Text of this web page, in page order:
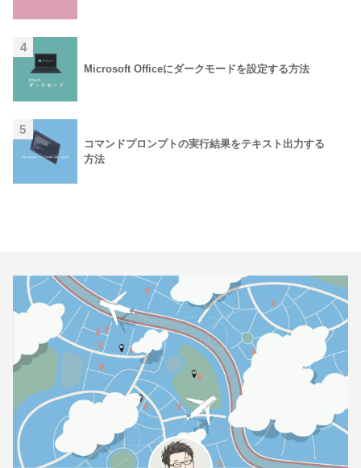
4
Microsoft Officeにダークモードを設定する方法
5
コマンドプロンプトの実行結果をテキスト出力する
方法